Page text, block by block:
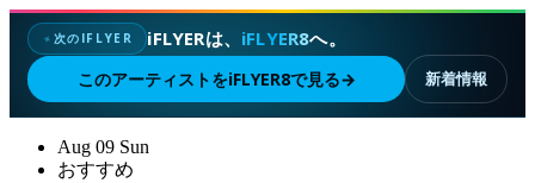
✦次のIFLYER iFLYERは、 iFLYER8へ。
このアーティストをiFLYER8で見る→ 新着情報
Aug 09 Sun
おすすめ